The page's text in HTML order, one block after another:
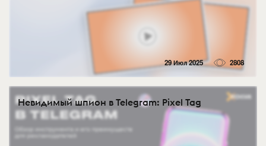
29 Июл 2025 2808
Невидимый шпион в Telegram: Pixel Tag